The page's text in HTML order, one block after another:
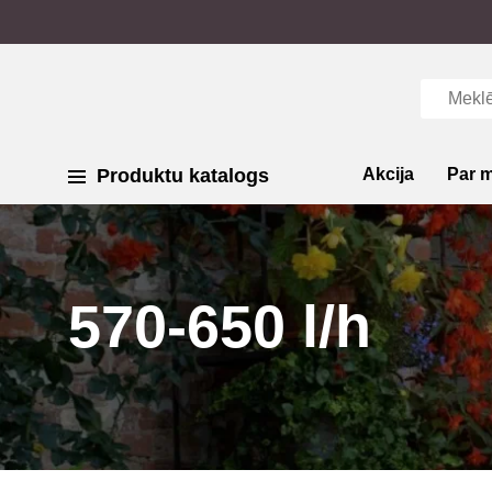
Produktu katalogs Akcija Par
570-650 l/h